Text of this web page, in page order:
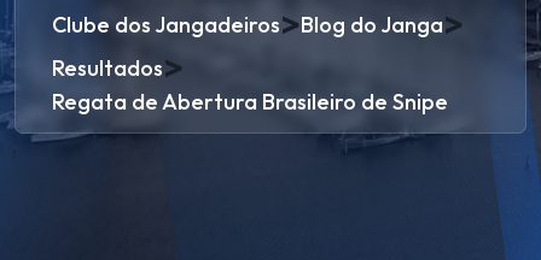
Clube dos Jangadeiros>Blog do Janga>
Resultados>
Regata de Abertura Brasileiro de Snipe